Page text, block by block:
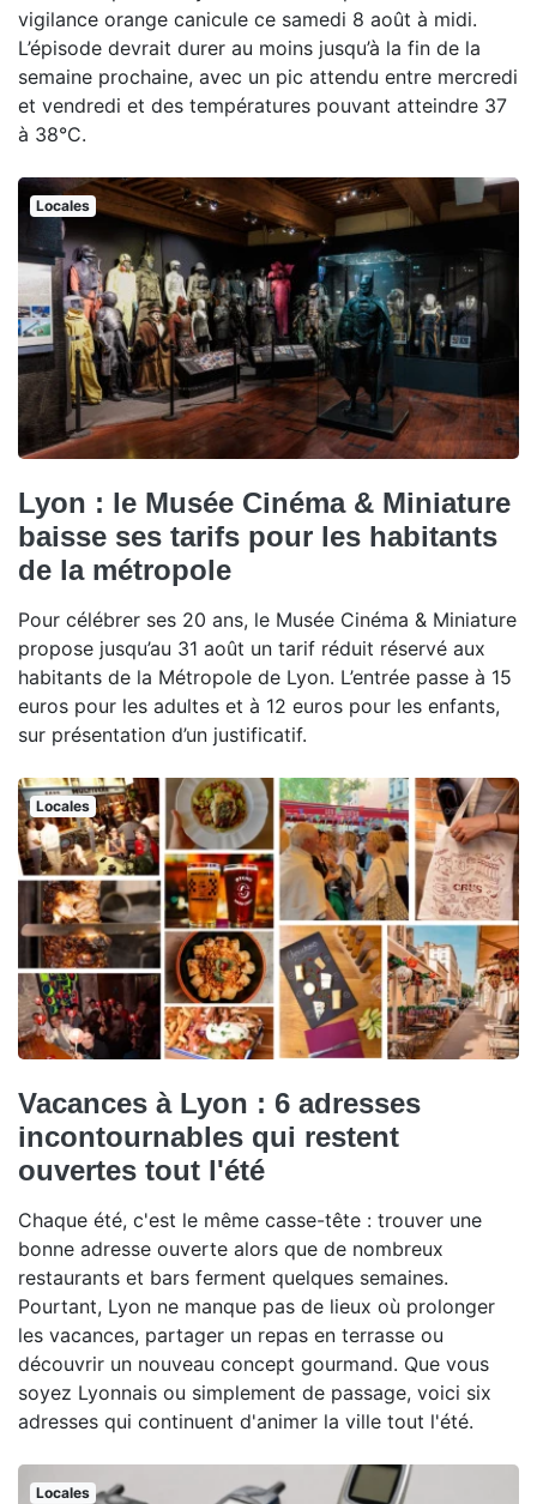
vigilance orange canicule ce samedi 8 août à midi.
L’épisode devrait durer au moins jusqu’à la fin de la
semaine prochaine, avec un pic attendu entre mercredi
et vendredi et des températures pouvant atteindre 37
à 38°C.
Locales
Lyon : le Musée Cinéma & Miniature
baisse ses tarifs pour les habitants
de la métropole
Pour célébrer ses 20 ans, le Musée Cinéma & Miniature
propose jusqu’au 31 août un tarif réduit réservé aux
habitants de la Métropole de Lyon. L’entrée passe à 15
euros pour les adultes et à 12 euros pour les enfants,
sur présentation d’un justificatif.
Locales
Vacances à Lyon : 6 adresses
incontournables qui restent
ouvertes tout l'été
Chaque été, c'est le même casse-tête : trouver une
bonne adresse ouverte alors que de nombreux
restaurants et bars ferment quelques semaines.
Pourtant, Lyon ne manque pas de lieux où prolonger
les vacances, partager un repas en terrasse ou
découvrir un nouveau concept gourmand. Que vous
soyez Lyonnais ou simplement de passage, voici six
adresses qui continuent d'animer la ville tout l'été.
Locales